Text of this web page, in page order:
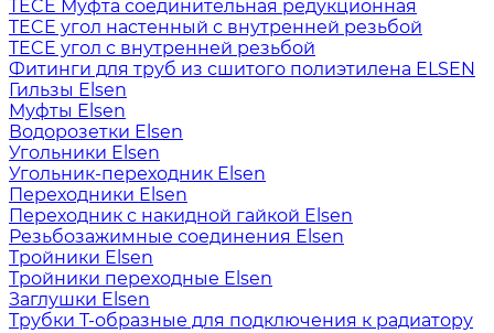
TECE Муфта соединительная редукционная
TECE угол настенный с внутренней резьбой
TECE угол с внутренней резьбой
Фитинги для труб из сшитого полиэтилена ELSEN
Гильзы Elsen
Муфты Elsen
Водорозетки Elsen
Угольники Elsen
Угольник-переходник Elsen
Переходники Elsen
Переходник с накидной гайкой Elsen
Резьбозажимные соединения Elsen
Тройники Elsen
Тройники переходные Elsen
Заглушки Elsen
Трубки T-образные для подключения к радиатору